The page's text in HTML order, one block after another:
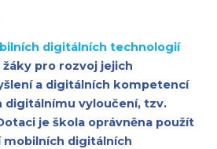
digitálních technologií
pro rozvoj jejich
a digitálních kompetencí
digitálnímu vyloučení, tzv.
je škola oprávněna použít
mobilních digitálních